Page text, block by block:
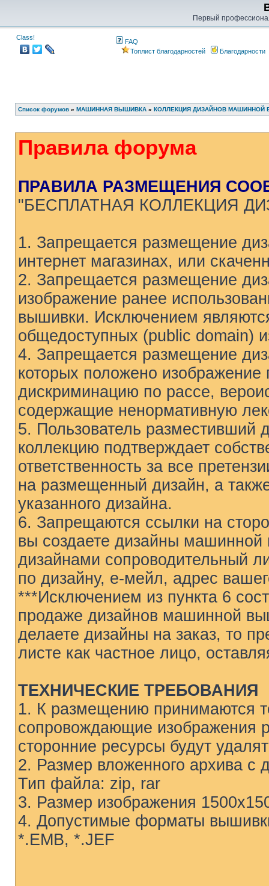
Первый
Class!
FAQ
Топлист благодарностей
Благодарности
Список форумов » МАШИННАЯ ВЫШИВКА » КОЛЛЕКЦИЯ ДИЗАЙНОВ МАШИННОЙ
Правила форума
ПРАВИЛА РАЗМЕЩЕНИЯ
"БЕСПЛАТНАЯ КОЛЛЕКЦИЯ
1. Запрещается размещение
интернет магазинах, или
2. Запрещается размещение
изображение ранее
вышивки. Исключением
общедоступных (public domain)
4. Запрещается размещение
которых положено
дискриминацию по рассе,
содержащие ненормативную
5. Пользователь
коллекцию подтверждает
ответственность за все
на размещенный дизайн, а
указанного дизайна.
6. Запрещаются ссылки на
вы создаете дизайны
дизайнами сопроводительный
по дизайну, е-мейл, адрес
***Исключением из пункта 6
продаже дизайнов машинной
делаете дизайны на заказ, то
листе как частное лицо,
ТЕХНИЧЕСКИЕ ТРЕБОВАНИЯ
1. К размещению принимаются
сопровождающие изображения
сторонние ресурсы будут
2. Размер вложенного архива
Тип файла: zip, rar
3. Размер изображения
4. Допустимые форматы
*.EMB, *.JEF